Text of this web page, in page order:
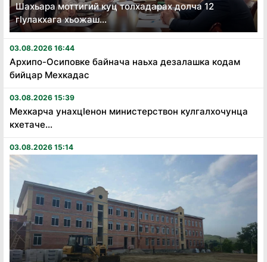
Шахьара моттигий куц толхадарах долча 12
гӏулакхага хьожаш...
03.08.2026 16:44
Архипо-Осиповке байнача наьха дезалашка кодам
бийцар Мехкадас
03.08.2026 15:39
Мехкарча унахцӏенон министерствон кулгалхочунца
кхетаче...
03.08.2026 15:14